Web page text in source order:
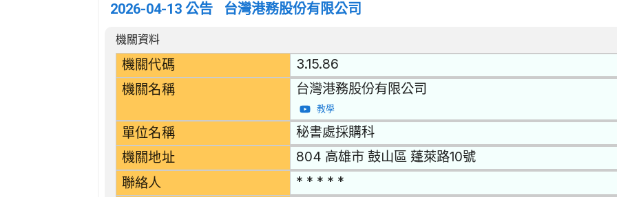
2026-04-13 公告 台灣港務股份有限公司
招標公告詳細內容
機關資料
機關代碼 3.15.86
機關名稱 台灣港務股份有限公司
教學
單位名稱 秘書處採購科
機關地址 804 高雄市 鼓山區 蓬萊路10號
聯絡人 * * * * *